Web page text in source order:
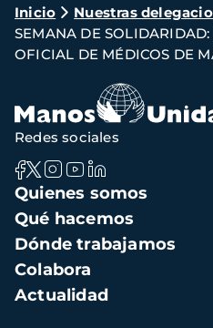
Ruta
de
navegación
Inicio Nuestras
SEMANA DE
OFICIAL DE MÉDICOS DE
Navegación
principal
Quienes somos
Qué hacemos
Dónde trabajamos
Colabora
Actualidad
Redes sociales